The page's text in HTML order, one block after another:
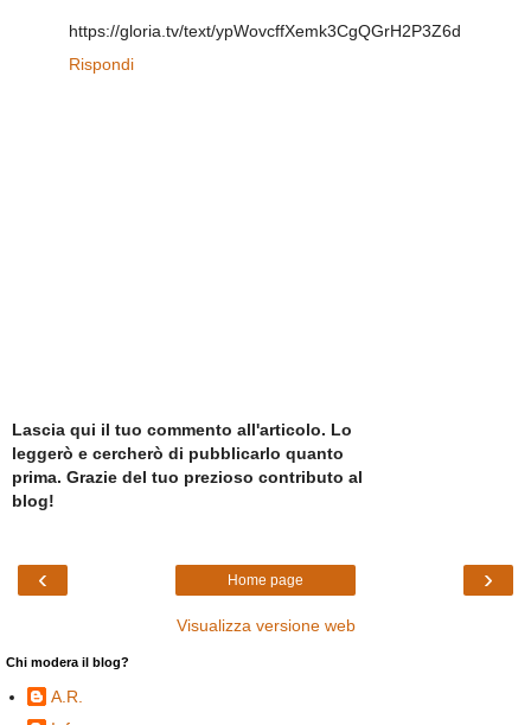
https://gloria.tv/text/ypWovcffXemk3CgQGrH2P3Z6d
Rispondi
Lascia qui il tuo commento all'articolo. Lo
leggerò e cercherò di pubblicarlo quanto
prima. Grazie del tuo prezioso contributo al
blog!
‹ ›
Home page
Visualizza versione web
Chi modera il blog?
A.R.